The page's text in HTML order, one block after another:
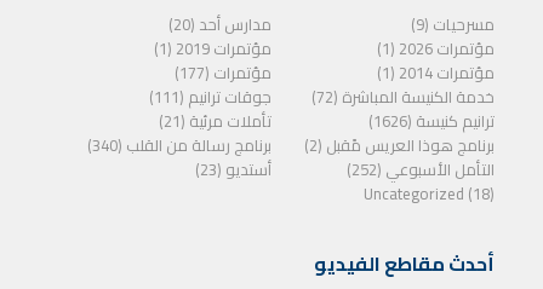
مسرحيات (9)
مدارس أحد (20)
مؤتمرات 2026 (1)
مؤتمرات 2019 (1)
مؤتمرات 2014 (1)
مؤتمرات (177)
خدمة الكنيسة المباشرة (72)
جوقات ترانيم (111)
ترانيم كنيسة (1626)
تأملات مرئية (21)
برنامج هوذا العريس مًقبل (2)
برنامج رسالة من القلب (340)
التأمل الأسبوعي (252)
أستديو (23)
Uncategorized (18)
أحدث مقاطع الفيديو